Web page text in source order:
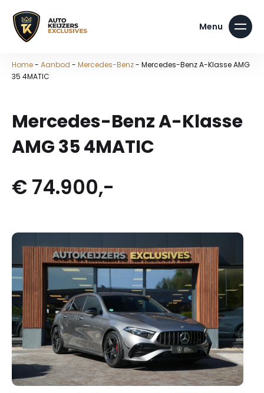
Home- Aanbod - Mercedes-Benz- Mercedes-Benz A-Klasse AMG
35 4MATIC
Mercedes-Benz A-Klasse
AMG 35 4MATIC
€ 74.900,-